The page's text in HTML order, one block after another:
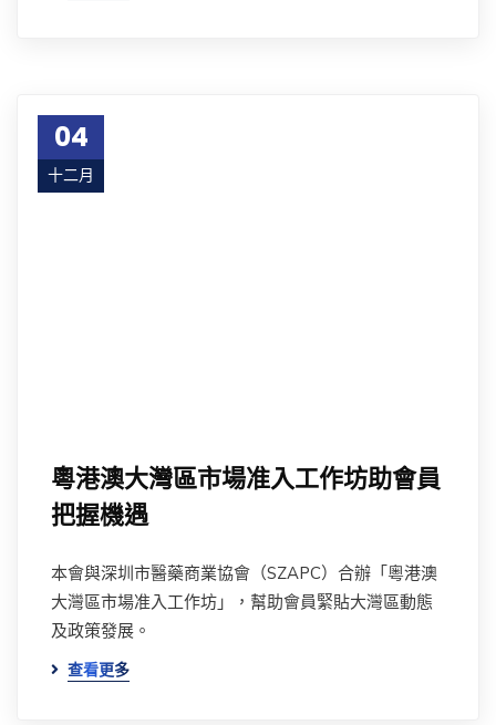
04
十二月
粵港澳大灣區市場准入工作坊助會員
把握機遇
本會與深圳市醫藥商業協會（SZAPC）合辦「粵港澳
大灣區市場准入工作坊」，幫助會員緊貼大灣區動態
及政策發展。
查看更多